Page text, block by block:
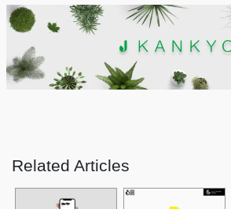
Related Articles